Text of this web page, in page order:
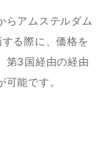
らアムステルダム
る際に、価格を
第3国経由の経由
能です。